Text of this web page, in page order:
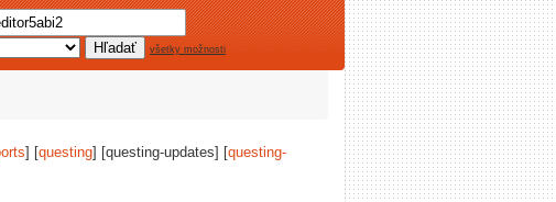
všetky možnosti
] [questing] [questing-updates] [questing-